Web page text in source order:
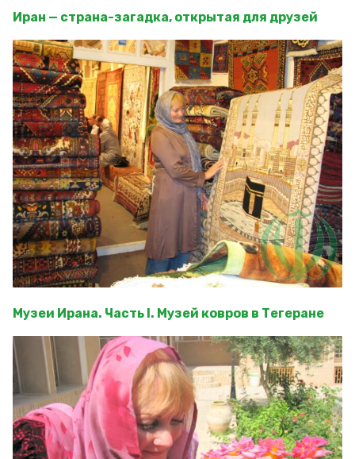
Иран — страна-загадка, открытая для друзей
Музеи Ирана. Часть I. Музей ковров в Тегеране